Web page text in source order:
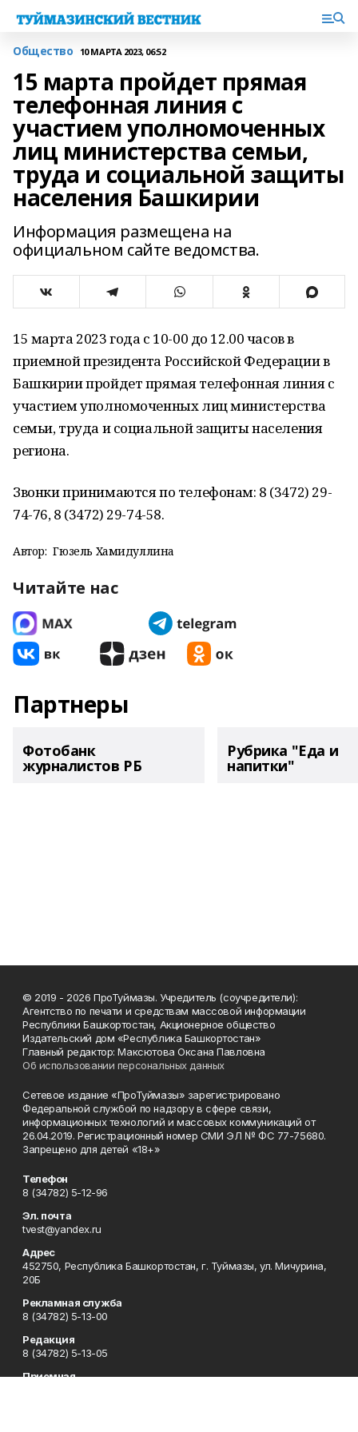
Общество 10 МАРТА 2023, 06:52
15 марта пройдет прямая
телефонная линия с
участием уполномоченных
лиц министерства семьи,
труда и социальной защиты
населения Башкирии
Информация размещена на
официальном сайте ведомства.
15 марта 2023 года с 10-00 до 12.00 часов в
приемной президента Российской Федерации в
Башкирии пройдет прямая телефонная линия с
участием уполномоченных лиц министерства
семьи, труда и социальной защиты населения
региона.
Звонки принимаются по телефонам: 8 (3472) 29-
74-76, 8 (3472) 29-74-58.
Автор: Гюзель Хамидуллина
Читайте нас
Партнеры
Фотобанк
журналистов РБ
Рубрика "Еда и
напитки"
© 2019 - 2026 ПроТуймазы. Учредитель (соучредители):
Агентство по печати и средствам массовой информации
Республики Башкортостан, Акционерное общество
Издательский дом «Республика Башкортостан»
Главный редактор: Максютова Оксана Павловна
Об использовании персональных данных
Сетевое издание «ПроТуймазы» зарегистрировано
Федеральной службой по надзору в сфере связи,
информационных технологий и массовых коммуникаций от
26.04.2019. Регистрационный номер СМИ ЭЛ № ФС 77-75680.
Запрещено для детей «18+»
Телефон
8 (34782) 5-12-96
Эл. почта
tvest@yandex.ru
Адрес
452750, Республика Башкортостан, г. Туймазы, ул. Мичурина,
20Б
Рекламная служба
8 (34782) 5-13-00
Редакция
8 (34782) 5-13-05
Приемная